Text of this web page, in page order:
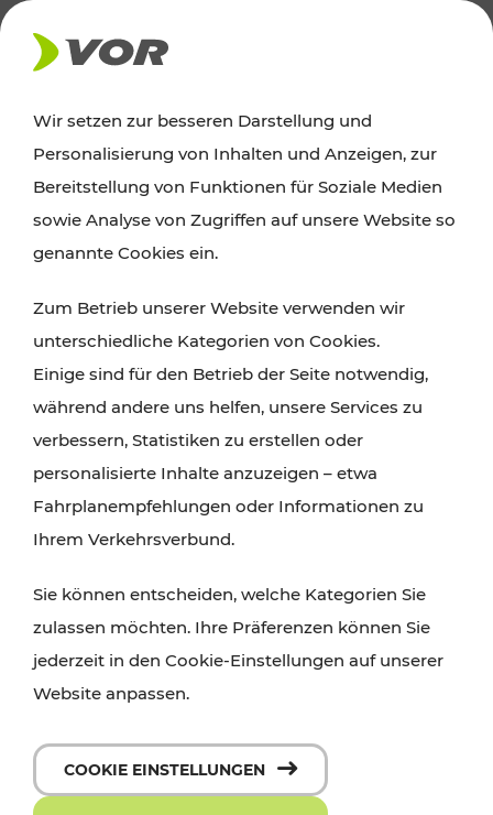
AKTUELLES
Ausflugstipps
Wien, Niederösterreich und das Burgenland
Wanderungen, Kultur und Gastronomie,
Radtouren oder purer Naturgenuss – viele
Attraktionen sind mit den Ticket- und Fahrplan-
Angeboten des VOR gut und schnell erreichbar.
Wir setzen zur besseren Darstellung und
Personalisierung von Inhalten und Anzeigen, zur
Bereitstellung von Funktionen für Soziale Medien
sowie Analyse von Zugriffen auf unsere Website so
genannte Cookies ein.
Zum Betrieb unserer Website verwenden wir
unterschiedliche Kategorien von Cookies.
Einige sind für den Betrieb der Seite notwendig,
während andere uns helfen, unsere Services zu
verbessern, Statistiken zu erstellen oder
personalisierte Inhalte anzuzeigen – etwa
Fahrplanempfehlungen oder Informationen zu
Ihrem Verkehrsverbund.
Sie können entscheiden, welche Kategorien Sie
zulassen möchten. Ihre Präferenzen können Sie
jederzeit in den Cookie-Einstellungen auf unserer
Website anpassen.
COOKIE EINSTELLUNGEN